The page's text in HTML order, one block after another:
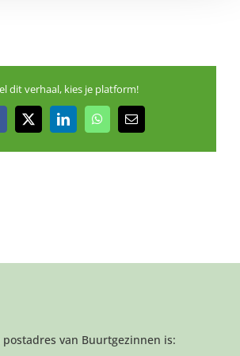
dit verhaal, kies je platform!
X LinkedInWhatsApp
E-
van Buurtgezinnen is: